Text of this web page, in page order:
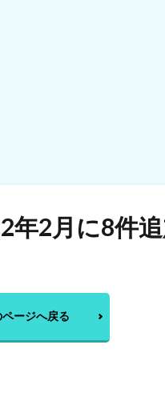
2月に8件追
ージへ戻る